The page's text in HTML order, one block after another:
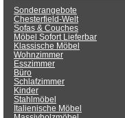
Sonderangebote
Chesterfield-Welt
Sofas & Couches
Möbel Sofort Lieferbar
Klassische Möbel
Wohnzimmer
Esszimmer
Büro
Schlafzimmer
Kinder
Stahlmöbel
Italienische Möbel